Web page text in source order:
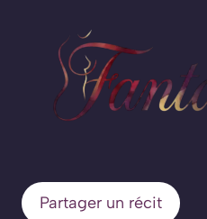
Partager un récit